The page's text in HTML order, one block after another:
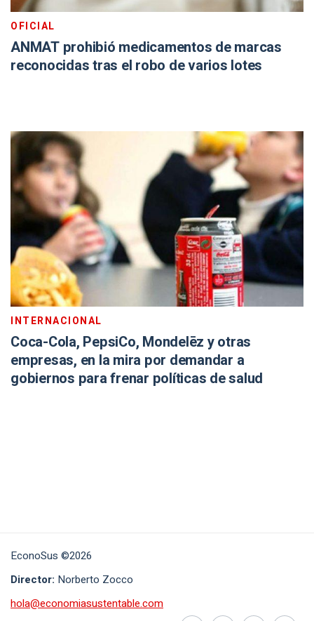
OFICIAL
ANMAT prohibió medicamentos de marcas
reconocidas tras el robo de varios lotes
INTERNACIONAL
Coca-Cola, PepsiCo, Mondelēz y otras
empresas, en la mira por demandar a
gobiernos para frenar políticas de salud
EconoSus ©2026
Director: Norberto Zocco
hola@economiasustentable.com